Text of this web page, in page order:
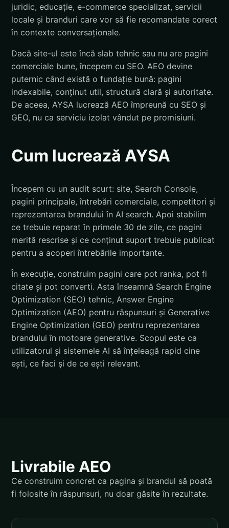
juridic, educație, e-commerce specializat, servicii
locale și branduri care vor să fie recomandate corect
în contexte conversaționale.
Dacă site-ul este încă slab tehnic sau nu are pagini
comerciale bune, începem cu SEO. AEO devine
puternic când există o fundație bună: pagini
indexabile, conținut util, structură clară și autoritate.
De aceea, AYSA lucrează AEO împreună cu SEO și
GEO, nu ca serviciu izolat vândut pe promisiuni.
Cum lucrează AYSA
Începem cu un audit scurt: site, Search Console,
pagini principale, întrebări comerciale, competitori și
reprezentarea brandului în AI search. Apoi stabilim
ce trebuie reparat în primele 30 de zile, ce pagini
merită rescrise și ce conținut suport trebuie publicat
pentru a acoperi întrebările importante.
În execuție, construim pagini care pot ranka, pot fi
citate și pot converti. Asta înseamnă Search Engine
Optimization (SEO) tehnic, Answer Engine
Optimization (AEO) pentru răspunsuri și Generative
Engine Optimization (GEO) pentru reprezentarea
brandului în motoare generative. Scopul este ca
utilizatorul și sistemele AI să înțeleagă rapid cine
ești, ce faci și de ce ești relevant.
Livrabile AEO
Ce construim concret ca pagina și brandul să poată
fi folosite în răspunsuri, nu doar găsite în rezultate.